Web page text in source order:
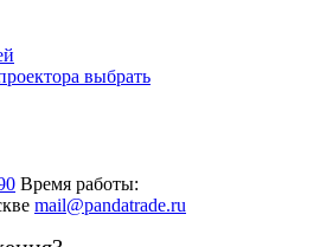
выбрать
Время работы:
mail@pandatrade.ru